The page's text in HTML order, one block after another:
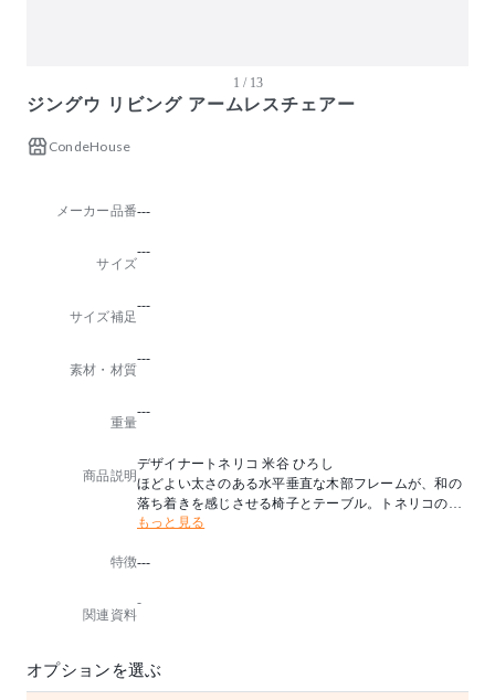
1 / 13
ジングウ リビング アームレスチェアー
CondeHouse
メーカー品番---
サイズ
---
サイズ補足
---
素材・材質
---
重量
---
商品説明
デザイナートネリコ 米谷 ひろし
ほどよい太さのある水平垂直な木部フレームが、和の
落ち着きを感じさせる椅子とテーブル。トネリコの米
谷ひろし氏が、建築に溶け込む家具としてデザインし
米谷氏)」を表現したクッション部は、モールド発泡ウ
る仕上がりに。ソファーとは異なるパーソナルなくつ
革張りの場合、ステッチが入ります。
もっと見る
特徴---
関連資料
-
オプションを選ぶ